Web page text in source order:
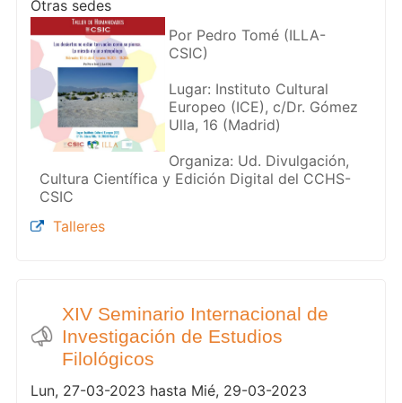
Otras sedes
Por Pedro Tomé (ILLA-
CSIC)
Lugar: Instituto Cultural
Europeo (ICE), c/Dr. Gómez
Ulla, 16 (Madrid)
Organiza: Ud. Divulgación,
Cultura Científica y Edición Digital del CCHS-
CSIC
Talleres
XIV Seminario Internacional de
Investigación de Estudios
Filológicos
Lun, 27-03-2023 hasta Mié, 29-03-2023